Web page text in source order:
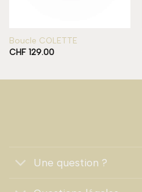
Boucle COLETTE
CHF129.00
Une question ?